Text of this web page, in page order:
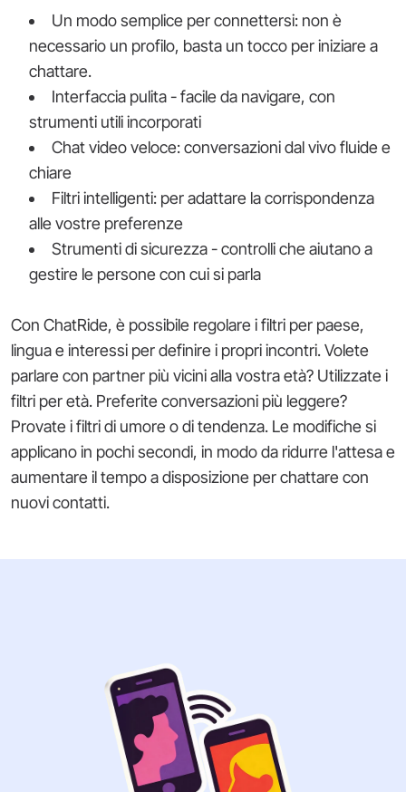
Un modo semplice per connettersi: non è
necessario un profilo, basta un tocco per iniziare a
chattare.
Interfaccia pulita - facile da navigare, con
strumenti utili incorporati
Chat video veloce: conversazioni dal vivo fluide e
chiare
Filtri intelligenti: per adattare la corrispondenza
alle vostre preferenze
Strumenti di sicurezza - controlli che aiutano a
gestire le persone con cui si parla
Con ChatRide, è possibile regolare i filtri per paese,
lingua e interessi per definire i propri incontri. Volete
parlare con partner più vicini alla vostra età? Utilizzate i
filtri per età. Preferite conversazioni più leggere?
Provate i filtri di umore o di tendenza. Le modifiche si
applicano in pochi secondi, in modo da ridurre l'attesa e
aumentare il tempo a disposizione per chattare con
nuovi contatti.